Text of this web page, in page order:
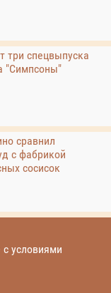
три спецвыпуска
"Симпсоны"
сравнил
с фабрикой
сосисок
с условиями